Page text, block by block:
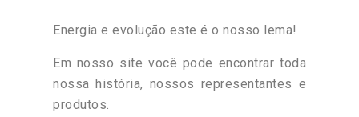
Energia e evolução este é o nosso lema!
Em nosso site você pode encontrar toda
nossa história, nossos representantes e
produtos.